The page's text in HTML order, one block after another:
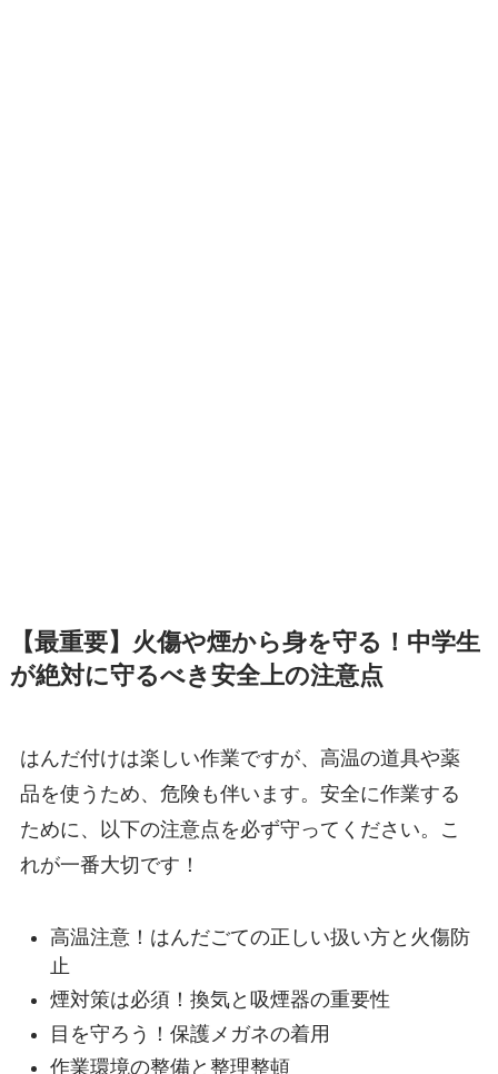
【最重要】火傷や煙から身を守る！中学生
が絶対に守るべき安全上の注意点
はんだ付けは楽しい作業ですが、高温の道具や薬
品を使うため、危険も伴います。安全に作業する
ために、以下の注意点を必ず守ってください。こ
れが一番大切です！
高温注意！はんだごての正しい扱い方と火傷防
止
煙対策は必須！換気と吸煙器の重要性
目を守ろう！保護メガネの着用
作業環境の整備と整理整頓